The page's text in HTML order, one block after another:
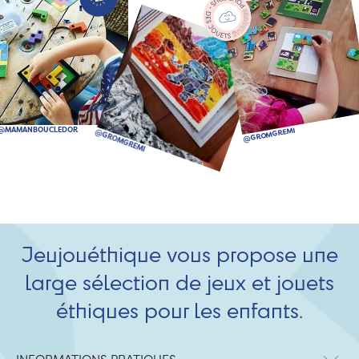
Jeujouéthique vous propose une
large sélection de jeux et jouets
éthiques pour les enfants.